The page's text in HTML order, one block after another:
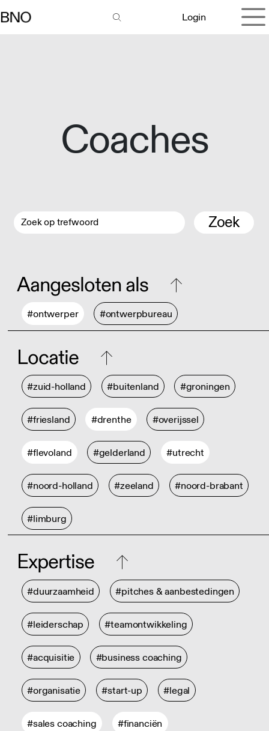
Login
Coaches
Zoek
Aangesloten als
#ontwerper #ontwerpbureau
Locatie
#zuid-holland #buitenland #groningen
#friesland #drenthe #overijssel
#flevoland #gelderland #utrecht
#noord-holland #zeeland #noord-brabant
#limburg
Expertise
#duurzaamheid #pitches & aanbestedingen
#leiderschap #teamontwikkeling
#acquisitie #business coaching
#organisatie #start-up #legal
#sales coaching #financiën